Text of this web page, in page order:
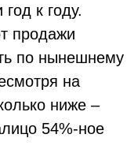
к году.
продажи
по нынешнему
на
ниже –
54%-ное